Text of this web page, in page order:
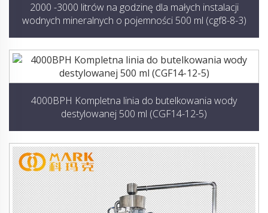
2000 -3000 litrów na godzinę dla małych instalacji
wodnych mineralnych o pojemności 500 ml (cgf8-8-3)
4000BPH Kompletna linia do butelkowania wody
destylowanej 500 ml (CGF14-12-5)